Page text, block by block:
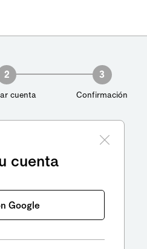
2
cuenta
3
Confirmación
cuenta
Google